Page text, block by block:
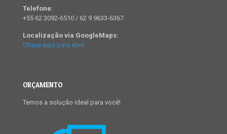
Telefone:
+55 62 3092-6510 / 62 9 9633-6367
Localização via GoogleMaps:
Clique aqui para abrir
ORÇAMENTO
Temos a solução ideal para você!